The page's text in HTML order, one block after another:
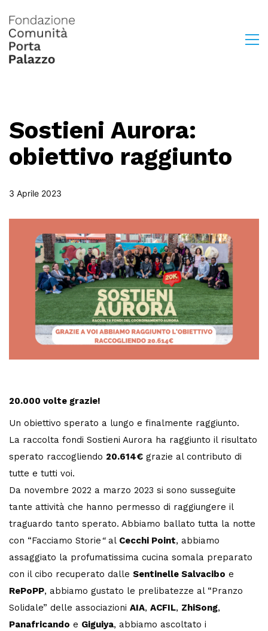
Sostieni Aurora:
obiettivo raggiunto
3 Aprile 2023
20.000 volte grazie!
Un obiettivo sperato a lungo e finalmente raggiunto.
La raccolta fondi Sostieni Aurora ha raggiunto il risultato
sperato raccogliendo 20.614€ grazie al contributo di
tutte e tutti voi.
Da novembre 2022 a marzo 2023 si sono susseguite
tante attività che hanno permesso di raggiungere il
traguardo tanto sperato. Abbiamo ballato tutta la notte
con “Facciamo Storie“al Cecchi Point, abbiamo
assaggiato la profumatissima cucina somala preparato
con il cibo recuperato dalle Sentinelle Salvacibo e
RePoPP, abbiamo gustato le prelibatezze al “Pranzo
Solidale” delle associazioni AIA, ACFIL, ZhiSong,
Panafricando e Giguiya, abbiamo ascoltato i